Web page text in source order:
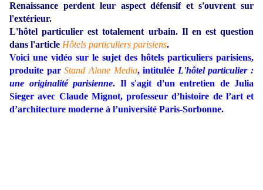
Renaissance perdent leur aspect défensif et s'ouvrent sur
l'extérieur.
L'hôtel particulier est totalement urbain. Il en est question
dans l'article Hôtels particuliers parisiens.
Voici une vidéo sur le sujet des hôtels particuliers parisiens,
produite par Stand Alone Media, intitulée L'hôtel particulier :
une originalité parisienne. Il s'agit d'un entretien de Julia
Sieger avec Claude Mignot, professeur d’histoire de l’art et
d’architecture moderne à l’université Paris-Sorbonne.